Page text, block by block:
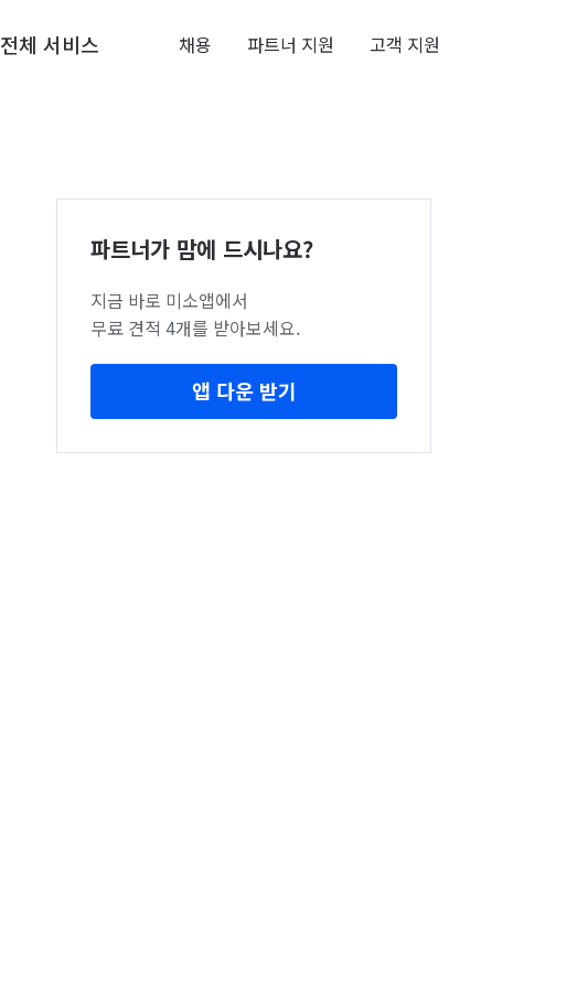
전체 서비스 채용 파트너 지원 고객 지원
파트너가 맘에 드시나요?
지금 바로 미소앱에서
무료 견적 4개를 받아보세요.
앱 다운 받기